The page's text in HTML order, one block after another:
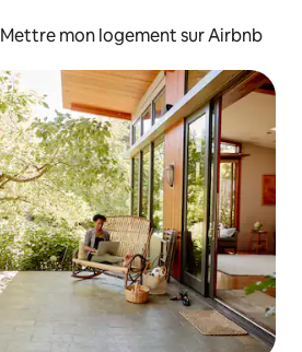
Mettre mon logement sur Airbnb